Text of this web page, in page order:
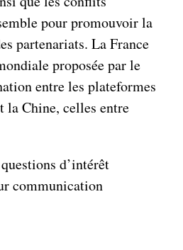
pour promouvoir la
partenariats. La France
proposée par le
entre les plateformes
la Chine, celles entre
d’intérêt
communication